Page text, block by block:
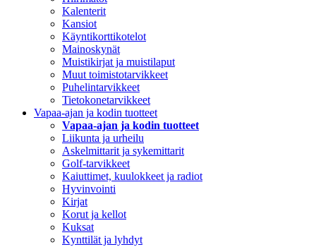
Kalenterit
Kansiot
Käyntikorttikotelot
Mainoskynät
Muistikirjat ja muistilaput
Muut toimistotarvikkeet
Puhelintarvikkeet
Tietokonetarvikkeet
Vapaa-ajan ja kodin tuotteet
Vapaa-ajan ja kodin tuotteet
Liikunta ja urheilu
Askelmittarit ja sykemittarit
Golf-tarvikkeet
Kaiuttimet, kuulokkeet ja radiot
Hyvinvointi
Kirjat
Korut ja kellot
Kuksat
Kynttilät ja lyhdyt